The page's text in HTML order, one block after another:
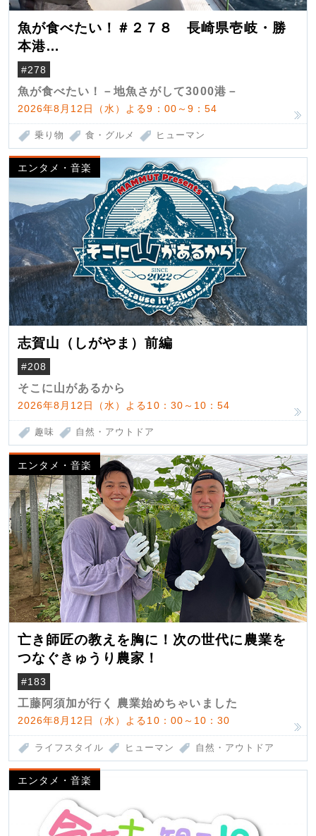
魚が食べたい！＃２７８ 長崎県壱岐・勝
本港
（クロマグロ）
#278
魚が食べたい！－地魚さがして3000港－
2026年8月12日（水）よる9：00～9：54
乗り物 食・グルメ ヒューマン
エンタメ・音楽
志賀山（しがやま）前編
#208
そこに山があるから
2026年8月12日（水）よる10：30～10：54
趣味 自然・アウトドア
エンタメ・音楽
亡き師匠の教えを胸に！次の世代に農業を
つなぐきゅうり農家！
#183
工藤阿須加が行く 農業始めちゃいました
2026年8月12日（水）よる10：00～10：30
ライフスタイル ヒューマン 自然・アウトドア
エンタメ・音楽